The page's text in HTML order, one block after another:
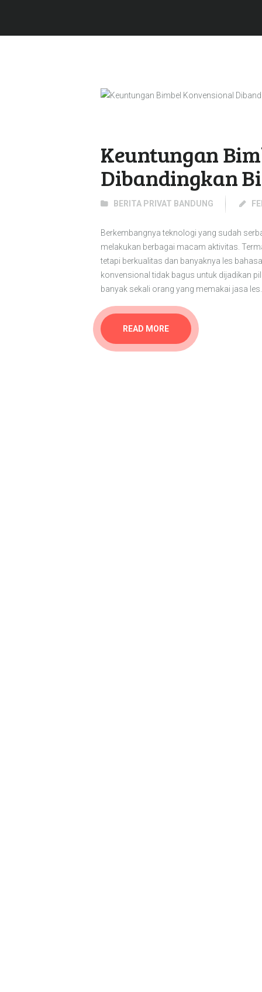
Keuntungan
Dibandingkan
BERITA PRIVAT BANDUNG
Berkembangnya teknologi yang sudah
melakukan berbagai macam aktivitas.
tetapi berkualitas dan banyaknya les
konvensional tidak bagus untuk dijadikan
banyak sekali orang yang memakai jasa
READ MORE